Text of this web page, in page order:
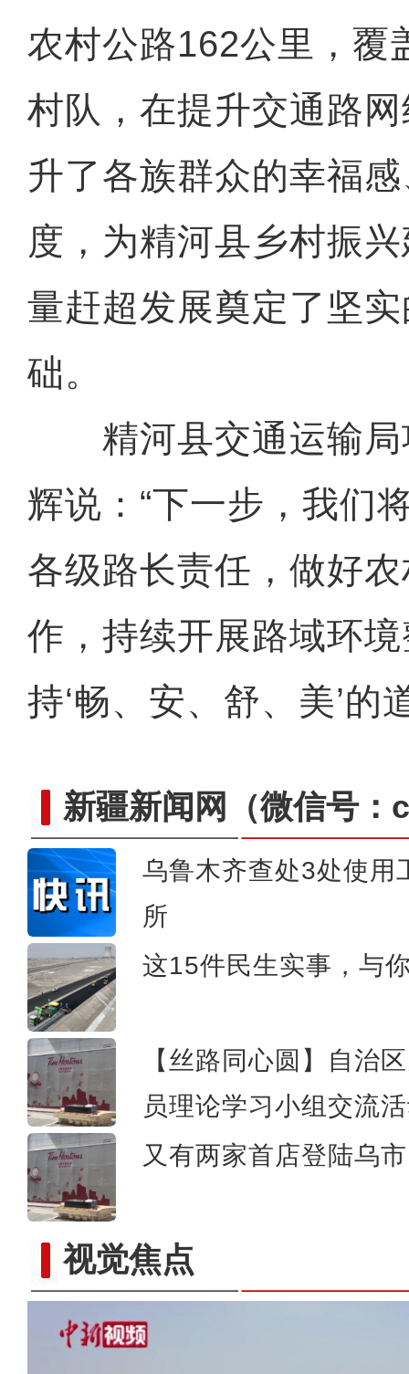
农村公路162公里，覆
村队，在提升交通路
升了各族群众的幸福
度，为精河县乡村振
量赶超发展奠定了坚
础。
精河县交通运输局
辉说：“下一步，我们
各级路长责任，做好
作，持续开展路域环
持‘畅、安、舒、美’的
新疆新闻网 （微信号
乌鲁木齐查处3处使用
所
这15件民生实事，与
【丝路同心圆】自治
员理论学习小组交流
又有两家首店登陆乌
视觉焦点
《游在新疆、吃住在兵团》